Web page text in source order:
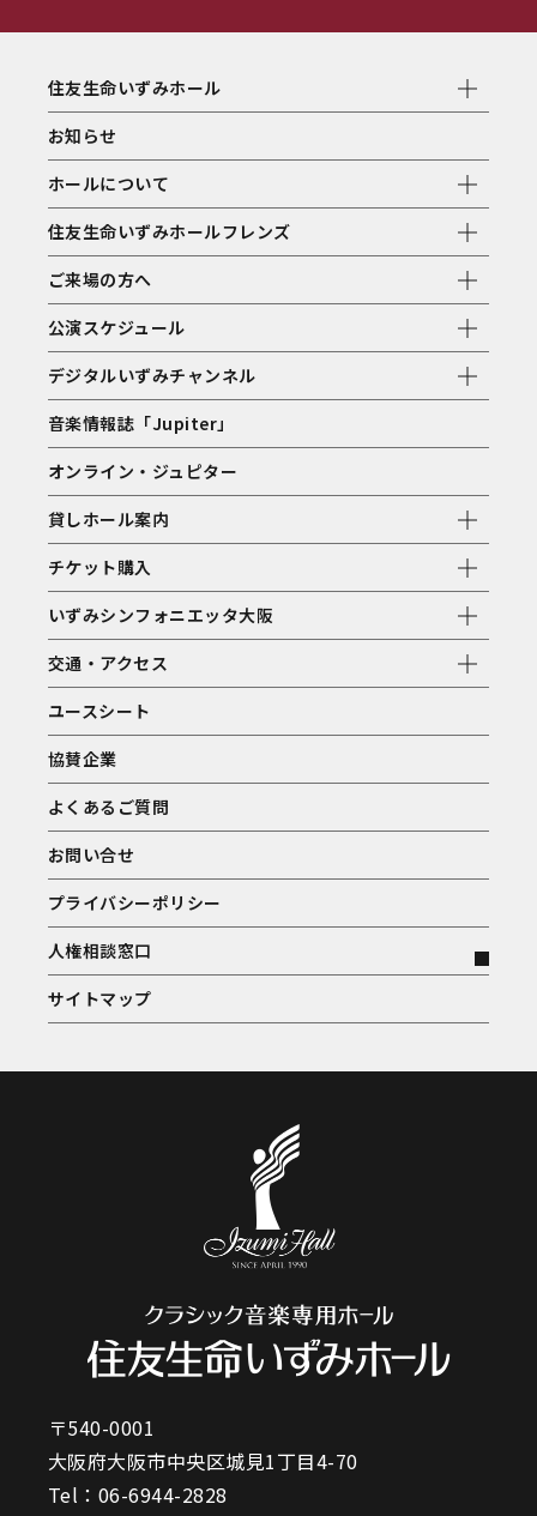
住友生命いずみホール
お知らせ
ホールについて
住友生命いずみホールフレンズ
ご来場の方へ
公演スケジュール
デジタルいずみチャンネル
音楽情報誌「Jupiter」
オンライン・ジュピター
貸しホール案内
チケット購入
いずみシンフォニエッタ大阪
交通・アクセス
ユースシート
協賛企業
よくあるご質問
お問い合せ
プライバシーポリシー
人権相談窓口
サイトマップ
〒540-0001
大阪府大阪市中央区城見1丁目4-70
Tel： 06-6944-2828